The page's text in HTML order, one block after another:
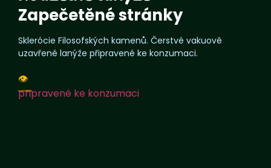
Zapečetěné stránky
Sklerócie Filosofských kamenů. Čerstvé vakuově
uzavřené lanýže připravené ke konzumaci.
👁️
připravené ke konzumaci